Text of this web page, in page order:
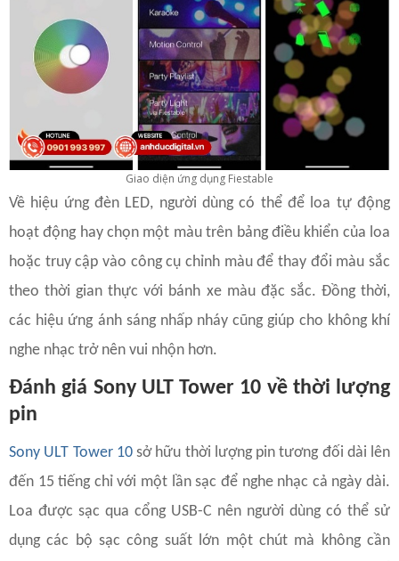
Giao diện ứng dụng Fiestable
Về hiệu ứng đèn LED, người dùng có thể để loa tự động
hoạt động hay chọn một màu trên bảng điều khiển của loa
hoặc truy cập vào công cụ chỉnh màu để thay đổi màu sắc
theo thời gian thực với bánh xe màu đặc sắc. Đồng thời,
các hiệu ứng ánh sáng nhấp nháy cũng giúp cho không khí
nghe nhạc trở nên vui nhộn hơn.
Đánh giá Sony ULT Tower 10 về thời lượng
pin
Sony ULT Tower 10sở hữu thời lượng pin tương đối dài lên
đến 15 tiếng chỉ với một lần sạc để nghe nhạc cả ngày dài.
Loa được sạc qua cổng USB-C nên người dùng có thể sử
dụng các bộ sạc công suất lớn một chút mà không cần